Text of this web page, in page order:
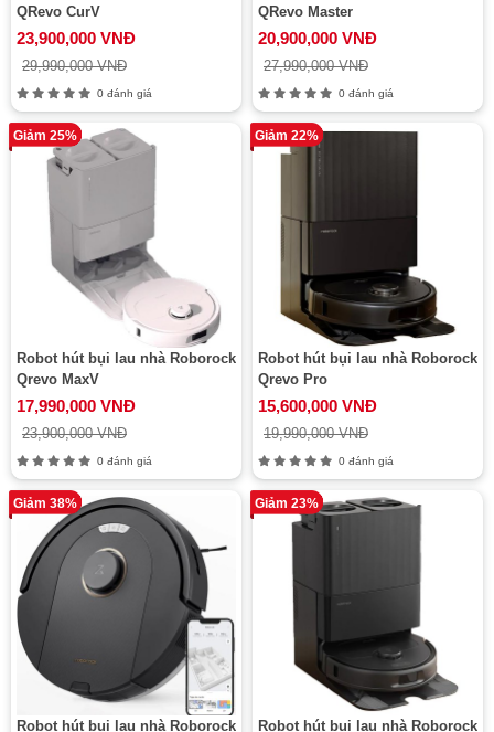
QRevo CurV
23,900,000 VNĐ
29,990,000 VNĐ
0 đánh giá
QRevo Master
20,900,000 VNĐ
27,990,000 VNĐ
0 đánh giá
Giảm 25%
Robot hút bụi lau nhà Roborock
Qrevo MaxV
17,990,000 VNĐ
23,900,000 VNĐ
0 đánh giá
Giảm 22%
Robot hút bụi lau nhà Roborock
Qrevo Pro
15,600,000 VNĐ
19,990,000 VNĐ
0 đánh giá
Giảm 38%
Robot hút bụi lau nhà Roborock
Giảm 23%
Robot hút bụi lau nhà Roborock